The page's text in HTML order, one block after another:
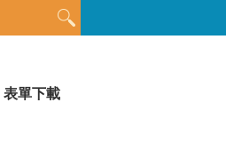
表單下載